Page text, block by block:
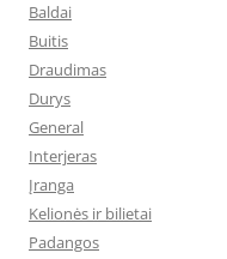
Baldai
Buitis
Draudimas
Durys
General
Interjeras
Įranga
Kelionės ir bilietai
Padangos